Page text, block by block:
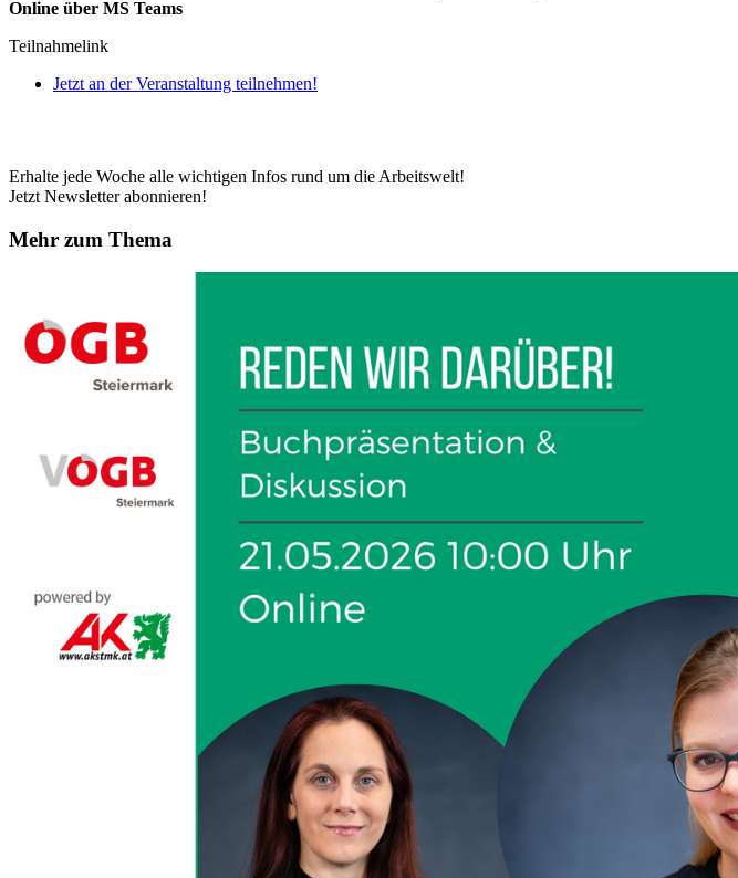
Online über MS Teams
Teilnahmelink
Jetzt an der Veranstaltung teilnehmen!
Erhalte jede Woche alle wichtigen Infos rund um die Arbeitswelt!
Jetzt Newsletter abonnieren!
Mehr zum Thema